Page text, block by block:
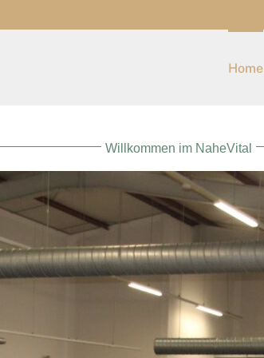
Home
Willkommen im NaheVital